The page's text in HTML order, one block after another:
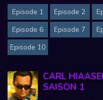
Episode 1 Episode 2
Episode 6
Episode 7
Episode 10
CARL
SAISON 1